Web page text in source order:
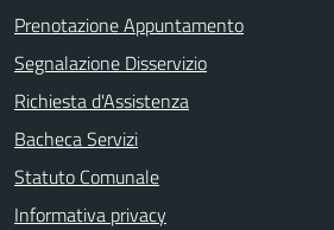
Prenotazione Appuntamento
Segnalazione Disservizio
Richiesta d'Assistenza
Bacheca Servizi
Statuto Comunale
Informativa privacy